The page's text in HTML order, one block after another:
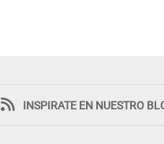
INSPIRATE EN NUESTRO